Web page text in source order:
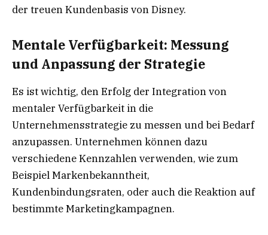
der treuen Kundenbasis von Disney.
Mentale Verfügbarkeit: Messung
und Anpassung der Strategie
Es ist wichtig, den Erfolg der Integration von
mentaler Verfügbarkeit in die
Unternehmensstrategie zu messen und bei Bedarf
anzupassen. Unternehmen können dazu
verschiedene Kennzahlen verwenden, wie zum
Beispiel Markenbekanntheit,
Kundenbindungsraten, oder auch die Reaktion auf
bestimmte Marketingkampagnen.